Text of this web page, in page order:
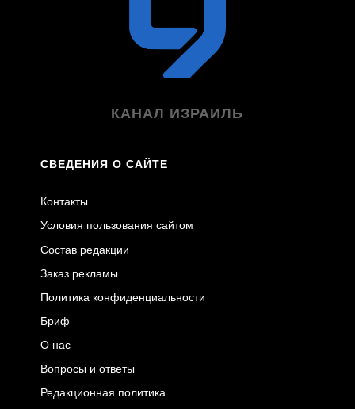
КАНАЛ ИЗРАИЛЬ
СВЕДЕНИЯ О САЙТЕ
Контакты
Условия пользования сайтом
Состав редакции
Заказ рекламы
Политика конфиденциальности
Бриф
О нас
Вопросы и ответы
Редакционная политика